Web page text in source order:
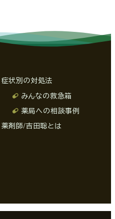
症状別の対処法
みんなの救急箱
薬局への相談事例
薬剤師/吉田聡とは